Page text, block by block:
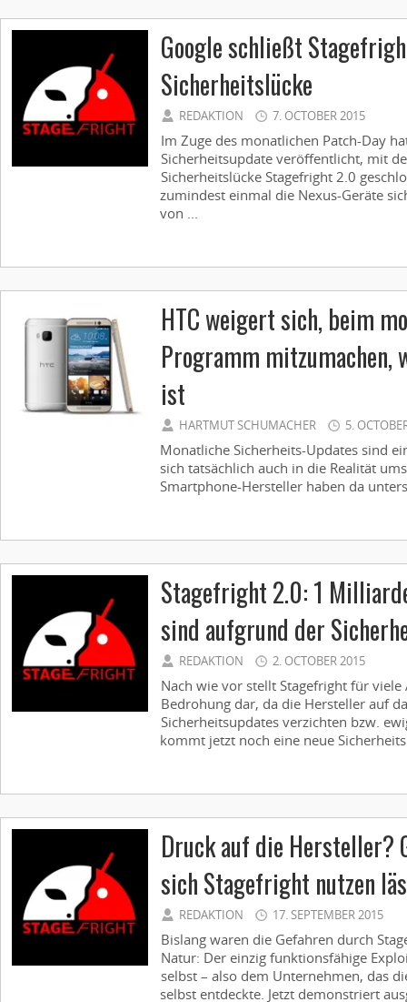
Google schließt
Sicherheitslücke
REDAKTION 7. OCTOBER 2015
Im Zuge des monatlichen Patch-Day
Sicherheitsupdate veröffentlicht, mit
Sicherheitslücke Stagefright 2.0
zumindest einmal die Nexus-Geräte
von ...
HTC weigert sich, beim
Programm mitzumachen,
ist
HARTMUT SCHUMACHER 5.
Monatliche Sicherheits-Updates sind
sich tatsächlich auch in die Realität
Smartphone-Hersteller haben da
Stagefright 2.0: 1
sind aufgrund der
REDAKTION 2. OCTOBER 2015
Nach wie vor stellt Stagefright für
Bedrohung dar, da die Hersteller auf
Sicherheitsupdates verzichten bzw.
kommt jetzt noch eine neue
Druck auf die Hersteller?
sich Stagefright nutzen
REDAKTION 17. SEPTEMBER 2015
Bislang waren die Gefahren durch
Natur: Der einzig funktionsfähige
selbst – also dem Unternehmen, das
selbst entdeckte. Jetzt demonstriert